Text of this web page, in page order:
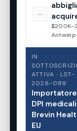
—
Antwerp
IN
ATTIVA · LST-
2026-089
DPI medicali
Brevin
EU